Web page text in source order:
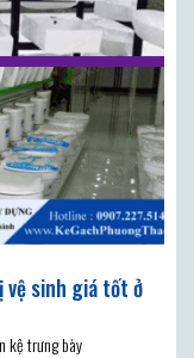
vệ sinh giá tốt ở
kệ trưng bày